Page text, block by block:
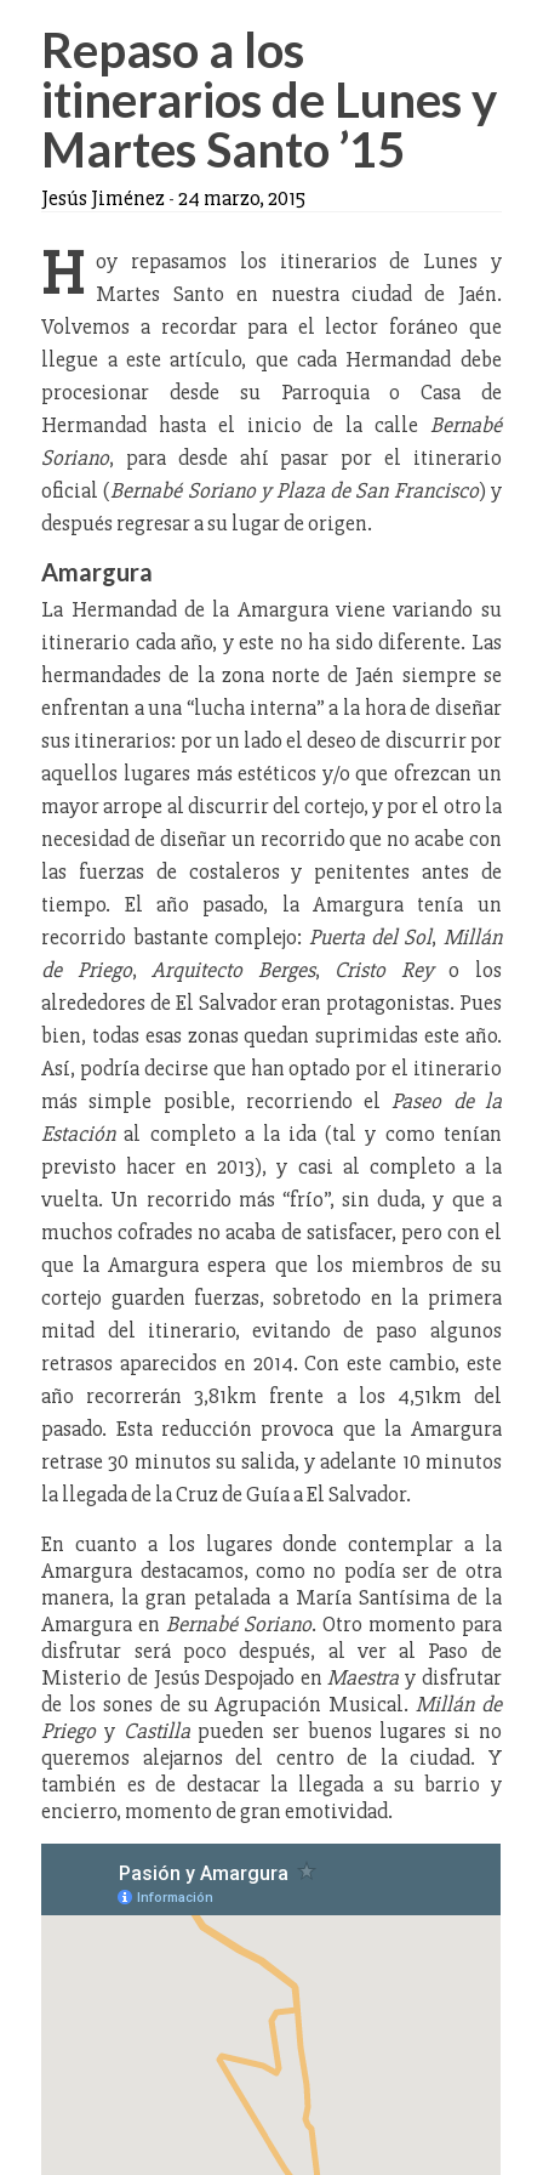
Repaso a los
itinerarios de Lunes y
Martes Santo ’15
Jesús Jiménez-24 marzo, 2015
H oy repasamos los itinerarios de Lunes y
Martes Santo en nuestra ciudad de Jaén.
Volvemos a recordar para el lector foráneo que
llegue a este artículo, que cada Hermandad debe
procesionar desde su Parroquia o Casa de
Hermandad hasta el inicio de la calle Bernabé
Soriano, para desde ahí pasar por el itinerario
oficial (Bernabé Soriano yPlaza de San Francisco) y
después regresar a su lugar de origen.
Amargura
La Hermandad de la Amargura viene variando su
itinerario cada año, y este no ha sido diferente. Las
hermandades de la zona norte de Jaén siempre se
enfrentan a una “lucha interna” a la hora de diseñar
sus itinerarios: por un lado el deseo de discurrir por
aquellos lugares más estéticos y/o que ofrezcan un
mayor arrope al discurrir del cortejo, y por el otro la
necesidad de diseñar un recorrido que no acabe con
las fuerzas de costaleros y penitentes antes de
tiempo. El año pasado, la Amargura tenía un
recorrido bastante complejo: Puerta del Sol, Millán
de Priego,Arquitecto Berges, Cristo Reyo los
alrededores de El Salvador eran protagonistas. Pues
bien, todas esas zonas quedan suprimidas este año.
Así, podría decirse que han optado por el itinerario
más simple posible, recorriendo elPaseo de la
Estaciónal completo a la ida (tal y como tenían
previsto hacer en 2013), y casi al completo a la
vuelta. Un recorrido más “frío”, sin duda, y que a
muchos cofrades no acaba de satisfacer, pero con el
que la Amargura espera que los miembros de su
cortejo guarden fuerzas, sobretodo en la primera
mitad del itinerario, evitando de paso algunos
retrasos aparecidos en 2014. Con este cambio, este
año recorrerán 3,81km frente a los 4,51km del
pasado. Esta reducción provoca que la Amargura
retrase 30 minutos su salida, y adelante 10 minutos
la llegada de la Cruz de Guía a El Salvador.
En cuanto a los lugares donde contemplar a la
Amargura destacamos, como no podía ser de otra
manera, la gran petalada a María Santísima de la
Amargura enBernabé Soriano. Otro momento para
disfrutar será poco después, al ver al Paso de
Misterio de Jesús Despojado enMaestra y disfrutar
de los sones de su Agrupación Musical. Millán de
Priegoy Castillapueden ser buenos lugares si no
queremos alejarnos del centro de la ciudad. Y
también es de destacar la llegada a su barrio y
encierro, momento de gran emotividad.